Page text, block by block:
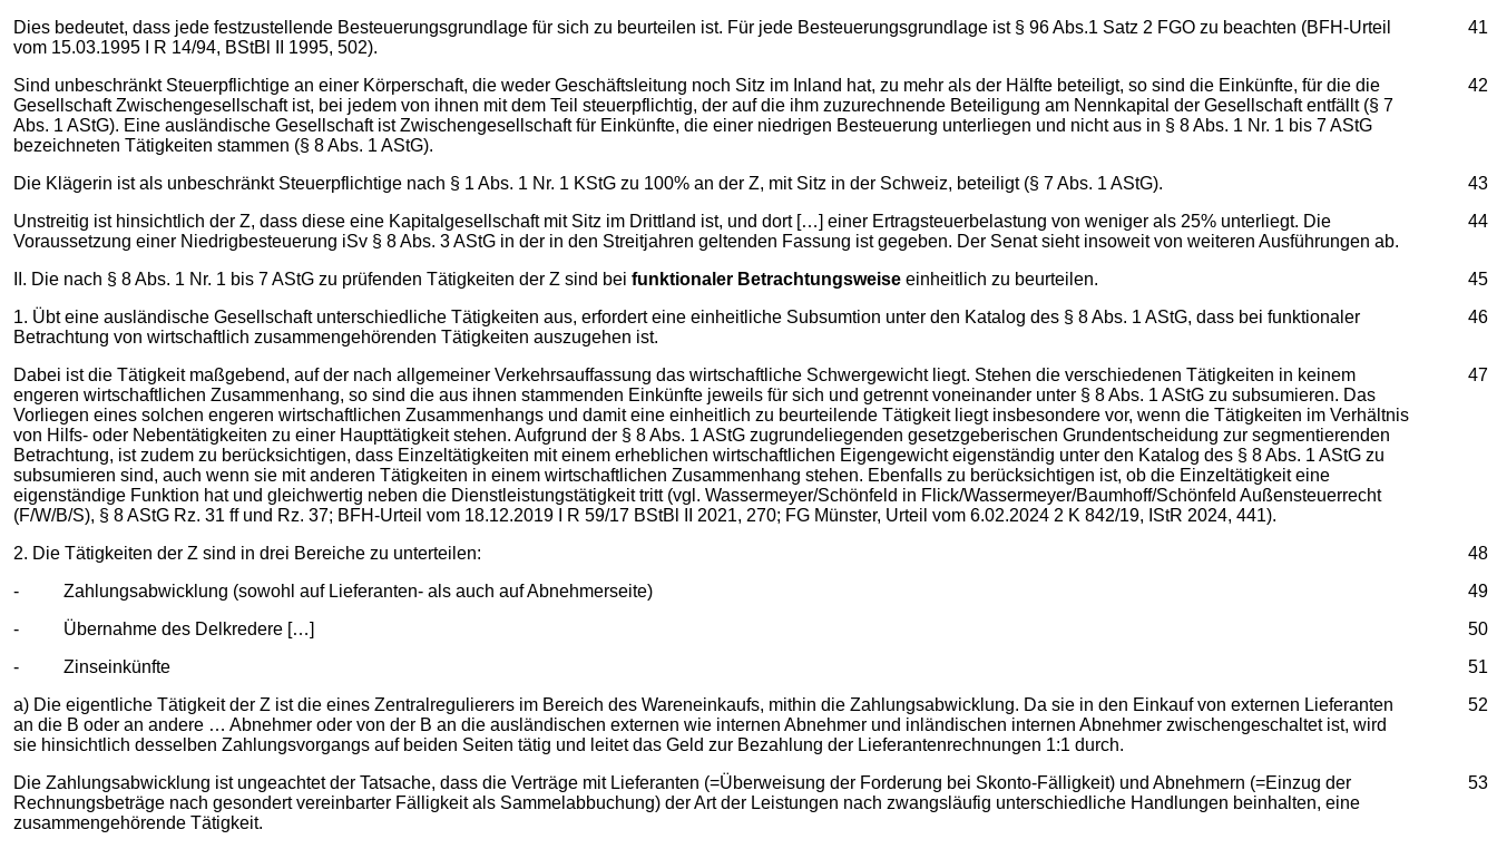
41
Dies bedeutet, dass jede festzustellende Besteuerungsgrundlage für sich zu beurteilen ist. Für jede Besteuerungsgrundlage ist § 96 Abs.1 Satz 2 FGO zu beachten (BFH-Urteil
vom 15.03.1995 I R 14/94, BStBl II 1995, 502).
42
Sind unbeschränkt Steuerpflichtige an einer Körperschaft, die weder Geschäftsleitung noch Sitz im Inland hat, zu mehr als der Hälfte beteiligt, so sind die Einkünfte, für die die
Gesellschaft Zwischengesellschaft ist, bei jedem von ihnen mit dem Teil steuerpflichtig, der auf die ihm zuzurechnende Beteiligung am Nennkapital der Gesellschaft entfällt (§ 7
Abs. 1 AStG). Eine ausländische Gesellschaft ist Zwischengesellschaft für Einkünfte, die einer niedrigen Besteuerung unterliegen und nicht aus in § 8 Abs. 1 Nr. 1 bis 7 AStG
bezeichneten Tätigkeiten stammen (§ 8 Abs. 1 AStG).
43
Die Klägerin ist als unbeschränkt Steuerpflichtige nach § 1 Abs. 1 Nr. 1 KStG zu 100% an der Z, mit Sitz in der Schweiz, beteiligt (§ 7 Abs. 1 AStG).
44
Unstreitig ist hinsichtlich der Z, dass diese eine Kapitalgesellschaft mit Sitz im Drittland ist, und dort […] einer Ertragsteuerbelastung von weniger als 25% unterliegt. Die
Voraussetzung einer Niedrigbesteuerung iSv § 8 Abs. 3 AStG in der in den Streitjahren geltenden Fassung ist gegeben. Der Senat sieht insoweit von weiteren Ausführungen ab.
45
II. Die nach § 8 Abs. 1 Nr. 1 bis 7 AStG zu prüfenden Tätigkeiten der Z sind bei funktionaler Betrachtungsweise einheitlich zu beurteilen.
46
1. Übt eine ausländische Gesellschaft unterschiedliche Tätigkeiten aus, erfordert eine einheitliche Subsumtion unter den Katalog des § 8 Abs. 1 AStG, dass bei funktionaler
Betrachtung von wirtschaftlich zusammengehörenden Tätigkeiten auszugehen ist.
47
Dabei ist die Tätigkeit maßgebend, auf der nach allgemeiner Verkehrsauffassung das wirtschaftliche Schwergewicht liegt. Stehen die verschiedenen Tätigkeiten in keinem
engeren wirtschaftlichen Zusammenhang, so sind die aus ihnen stammenden Einkünfte jeweils für sich und getrennt voneinander unter § 8 Abs. 1 AStG zu subsumieren. Das
Vorliegen eines solchen engeren wirtschaftlichen Zusammenhangs und damit eine einheitlich zu beurteilende Tätigkeit liegt insbesondere vor, wenn die Tätigkeiten im Verhältnis
von Hilfs- oder Nebentätigkeiten zu einer Haupttätigkeit stehen. Aufgrund der § 8 Abs. 1 AStG zugrundeliegenden gesetzgeberischen Grundentscheidung zur segmentierenden
Betrachtung, ist zudem zu berücksichtigen, dass Einzeltätigkeiten mit einem erheblichen wirtschaftlichen Eigengewicht eigenständig unter den Katalog des § 8 Abs. 1 AStG zu
subsumieren sind, auch wenn sie mit anderen Tätigkeiten in einem wirtschaftlichen Zusammenhang stehen. Ebenfalls zu berücksichtigen ist, ob die Einzeltätigkeit eine
eigenständige Funktion hat und gleichwertig neben die Dienstleistungstätigkeit tritt (vgl. Wassermeyer/Schönfeld in Flick/Wassermeyer/Baumhoff/Schönfeld Außensteuerrecht
(F/W/B/S), § 8 AStG Rz. 31 ff und Rz. 37; BFH-Urteil vom 18.12.2019 I R 59/17 BStBl II 2021, 270; FG Münster, Urteil vom 6.02.2024 2 K 842/19, IStR 2024, 441).
48
2. Die Tätigkeiten der Z sind in drei Bereiche zu unterteilen:
49
- Zahlungsabwicklung (sowohl auf Lieferanten- als auch auf Abnehmerseite)
50
- Übernahme des Delkredere […]
51
- Zinseinkünfte
52
a) Die eigentliche Tätigkeit der Z ist die eines Zentralregulierers im Bereich des Wareneinkaufs, mithin die Zahlungsabwicklung. Da sie in den Einkauf von externen Lieferanten
an die B oder an andere … Abnehmer oder von der B an die ausländischen externen wie internen Abnehmer und inländischen internen Abnehmer zwischengeschaltet ist, wird
sie hinsichtlich desselben Zahlungsvorgangs auf beiden Seiten tätig und leitet das Geld zur Bezahlung der Lieferantenrechnungen 1:1 durch.
53
Die Zahlungsabwicklung ist ungeachtet der Tatsache, dass die Verträge mit Lieferanten (=Überweisung der Forderung bei Skonto-Fälligkeit) und Abnehmern (=Einzug der
Rechnungsbeträge nach gesondert vereinbarter Fälligkeit als Sammelabbuchung) der Art der Leistungen nach zwangsläufig unterschiedliche Handlungen beinhalten, eine
zusammengehörende Tätigkeit.